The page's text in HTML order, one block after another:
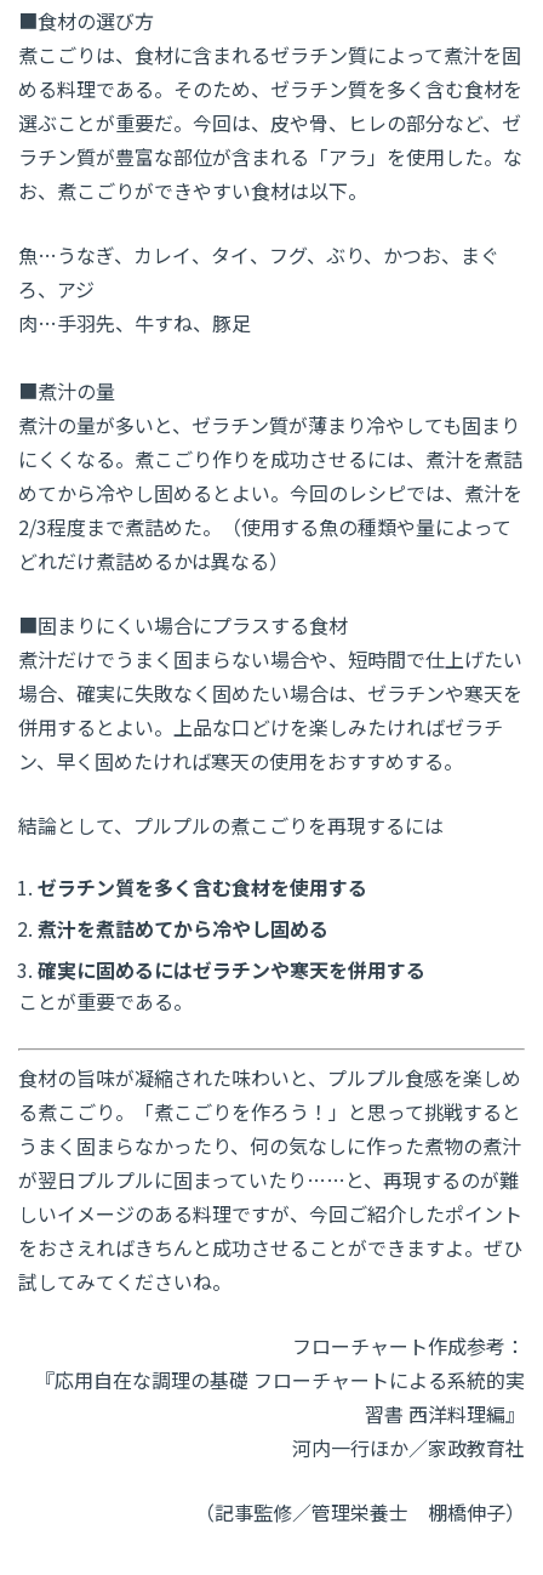
■食材の選び方
煮こごりは、食材に含まれるゼラチン質によって煮汁を固
める料理である。そのため、ゼラチン質を多く含む食材を
選ぶことが重要だ。今回は、皮や骨、ヒレの部分など、ゼ
ラチン質が豊富な部位が含まれる「アラ」を使用した。な
お、煮こごりができやすい食材は以下。
魚…うなぎ、カレイ、タイ、フグ、ぶり、かつお、まぐ
ろ、アジ
肉…手羽先、牛すね、豚足
■煮汁の量
煮汁の量が多いと、ゼラチン質が薄まり冷やしても固まり
にくくなる。煮こごり作りを成功させるには、煮汁を煮詰
めてから冷やし固めるとよい。今回のレシピでは、煮汁を
2/3程度まで煮詰めた。（使用する魚の種類や量によって
どれだけ煮詰めるかは異なる）
■固まりにくい場合にプラスする食材
煮汁だけでうまく固まらない場合や、短時間で仕上げたい
場合、確実に失敗なく固めたい場合は、ゼラチンや寒天を
併用するとよい。上品な口どけを楽しみたければゼラチ
ン、早く固めたければ寒天の使用をおすすめする。
結論として、プルプルの煮こごりを再現するには
ゼラチン質を多く含む食材を使用する
煮汁を煮詰めてから冷やし固める
確実に固めるにはゼラチンや寒天を併用する
ことが重要である。
食材の旨味が凝縮された味わいと、プルプル食感を楽しめ
る煮こごり。「煮こごりを作ろう！」と思って挑戦すると
うまく固まらなかったり、何の気なしに作った煮物の煮汁
が翌日プルプルに固まっていたり……と、再現するのが難
しいイメージのある料理ですが、今回ご紹介したポイント
をおさえればきちんと成功させることができますよ。ぜひ
試してみてくださいね。
フローチャート作成参考：
『応用自在な調理の基礎 フローチャートによる系統的実
習書 西洋料理編』
河内一行ほか／家政教育社
（記事監修／管理栄養士 棚橋伸子）